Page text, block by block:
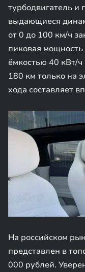
турбодвигатель и
выдающиеся
от 0 до 100 км/ч
пиковая мощность
ёмкостью 40 кВт/ч
180 км только на
хода составляет
На российском
представлен в
000 рублей.